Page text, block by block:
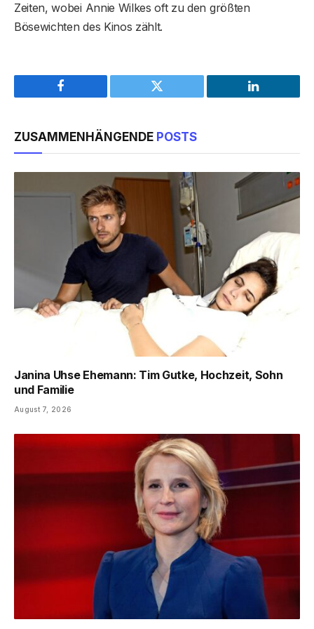
Zeiten, wobei Annie Wilkes oft zu den größten
Bösewichten des Kinos zählt.
Facebook Twitter LinkedIn
ZUSAMMENHÄNGENDE POSTS
Janina Uhse Ehemann: Tim Gutke, Hochzeit, Sohn
und Familie
August 7, 2026